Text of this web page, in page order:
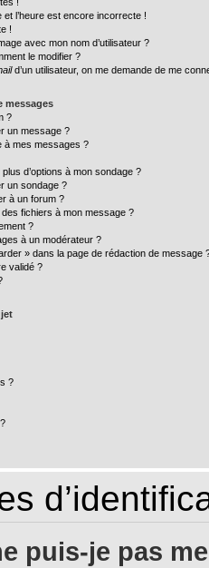
l’heure est encore incorrecte !
!
avec mon nom d’utilisateur ?
le modifier ?
d’un utilisateur, on me demande de me
messages
?
un message ?
à mes messages ?
d’options à mon sondage ?
un sondage ?
à un forum ?
fichiers à mon message ?
?
à un modérateur ?
» dans la page de rédaction de message
validé ?
?
puis-je pas